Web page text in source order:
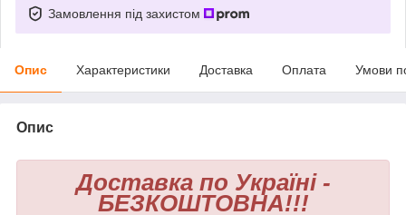
Замовлення під захистом
Опис Характеристики Доставка Оплата Умови
Опис
Доставка по Україні -
БЕЗКОШТОВНА!!!